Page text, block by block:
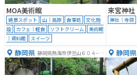
MOA美術館
絶景スポット 山｜高原 食事処
文化施
設
カフェ｜軽食 ソフトクリーム
美術館
｜資料館
スイーツ
来宮神社
神社｜寺院
静岡県 静岡県熱海市伊豆山６０４−１
０
静岡県